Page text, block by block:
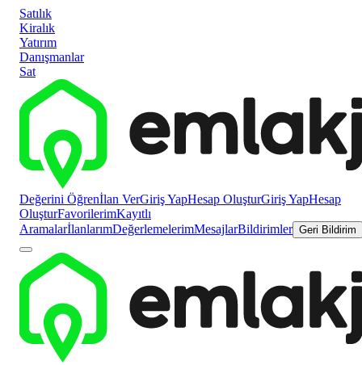
Satılık
Kiralık
Yatırım
Danışmanlar
Sat
Değerini Öğrenİlan VerGiriş YapHesap OluşturGiriş YapHesap
OluşturFavorilerimKayıtlı
AramalarİlanlarımDeğerlemelerimMesajlarBildirimler Geri Bildirim